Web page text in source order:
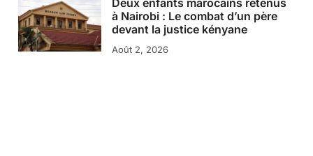
Deux enfants marocains retenus
à Nairobi : Le combat d’un père
devant la justice kényane
Août 2, 2026